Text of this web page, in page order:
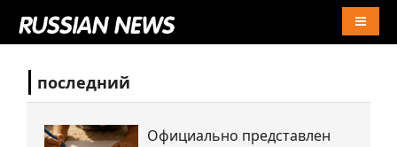
последний
Официально представлен